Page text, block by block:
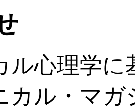
ル心理学に
カル・マガ